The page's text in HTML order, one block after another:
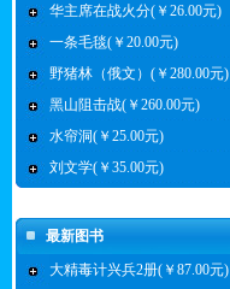
华主席在战火分(￥26.00元)
一条毛毯(￥20.00元)
野猪林（俄文）(￥280.00元)
黑山阻击战(￥260.00元)
水帘洞(￥25.00元)
刘文学(￥35.00元)
最新图书
大精毒计兴兵2册(￥87.00元)